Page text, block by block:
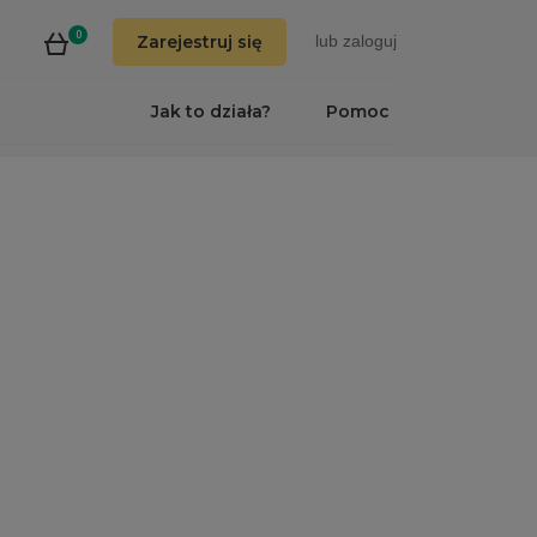
0 Zarejestruj się lub zaloguj
Pomoc
Jak to działa?